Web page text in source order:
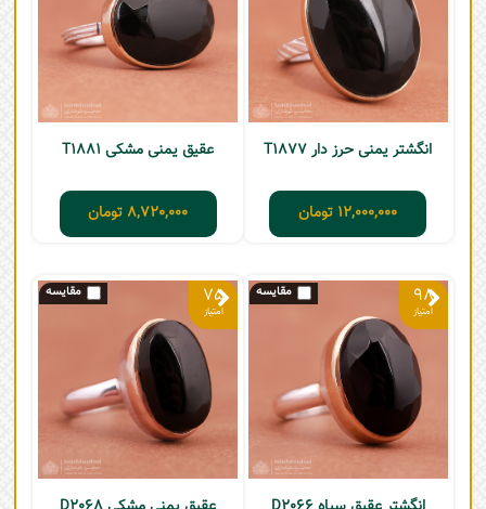
انگشتر یمنی حرز دار T1877
12,000,000 تومان
عقیق یمنی مشکی T1881
8,720,000 تومان
98
75